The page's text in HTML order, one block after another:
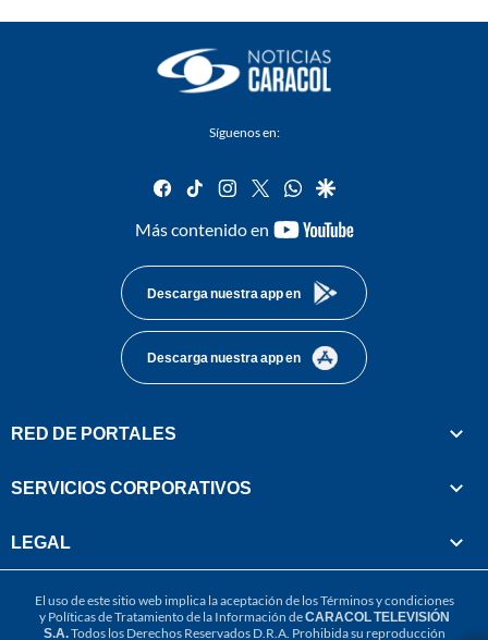
Síguenos en:
facebook
tiktok instagram
twitterwhatsapp
google
Más contenido en
youtube-
Descarga nuestra app en
Descarga nuestra app en
RED DE PORTALES
SERVICIOS CORPORATIVOS
LEGAL
El uso de este sitio web implica la aceptación de losTérminos y condiciones
y Políticas de Tratamiento de la Información deCARACOL TELEVISIÓN
S.A.Todos los Derechos Reservados D.R.A. Prohibida su reproducción